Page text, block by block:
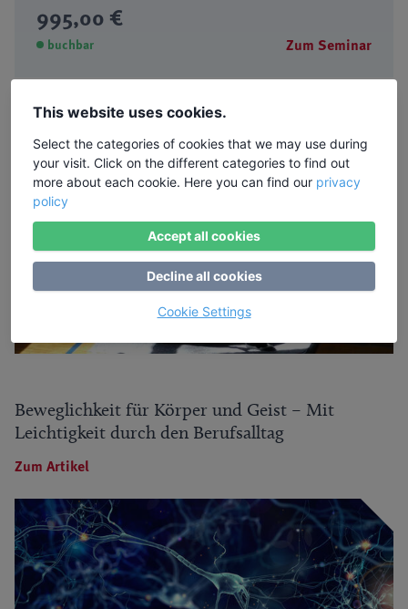
995,00 €
buchbar Zum Seminar
Artikel zum Thema
Beweglichkeit für Körper und Geist – Mit
Leichtigkeit durch den Berufsalltag
Zum Artikel
This website uses cookies.
Select the categories of cookies that we may use during
your visit. Click on the different categories to find out
more about each cookie. Here you can find our privacy
policy
Accept all cookies
Decline all cookies
Cookie Settings